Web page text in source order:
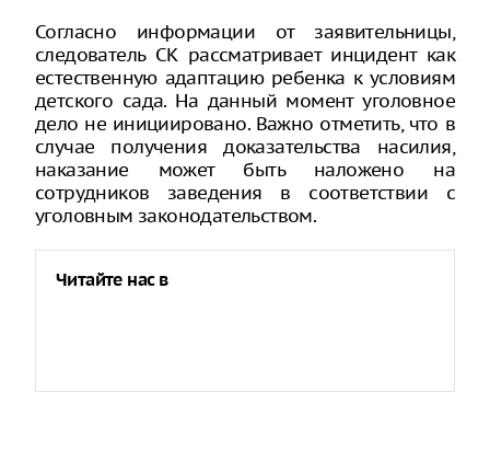
Согласно информации от заявительницы,
следователь СК рассматривает инцидент как
естественную адаптацию ребенка к условиям
детского сада. На данный момент уголовное
дело не инициировано. Важно отметить, что в
случае получения доказательства насилия,
наказание может быть наложено на
сотрудников заведения в соответствии с
уголовным законодательством.
Читайте нас в